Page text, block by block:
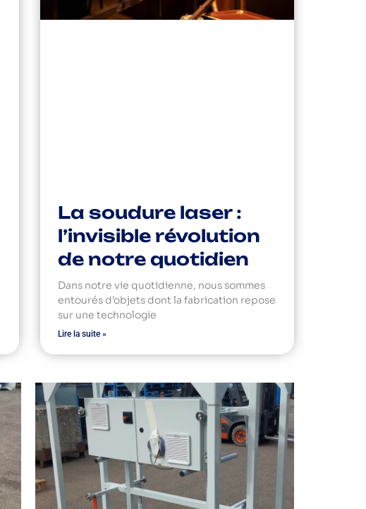
La soudure laser :
l’invisible révolution
de notre quotidien
Dans notre vie quotidienne, nous sommes
entourés d’objets dont la fabrication repose
sur une technologie
Lire la suite »